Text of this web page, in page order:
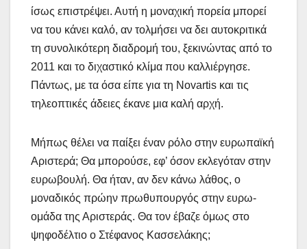
ίσως επιστρέψει. Αυτή η μοναχική πορεία μπορεί
να του κάνει καλό, αν τολμήσει να δει αυτοκριτικά
τη συνολικότερη διαδρομή του, ξεκινώντας από το
2011 και το διχαστικό κλίμα που καλλιέργησε.
Πάντως, με τα όσα είπε για τη Novartis και τις
τηλεοπτικές άδειες έκανε μια καλή αρχή.
Μήπως θέλει να παίξει έναν ρόλο στην ευρωπαϊκή
Αριστερά; Θα μπορούσε, εφ’ όσον εκλεγόταν στην
ευρωβουλή. Θα ήταν, αν δεν κάνω λάθος, ο
μοναδικός πρώην πρωθυπουργός στην ευρω-
ομάδα της Αριστεράς. Θα τον έβαζε όμως στο
ψηφοδέλτιο ο Στέφανος Κασσελάκης;